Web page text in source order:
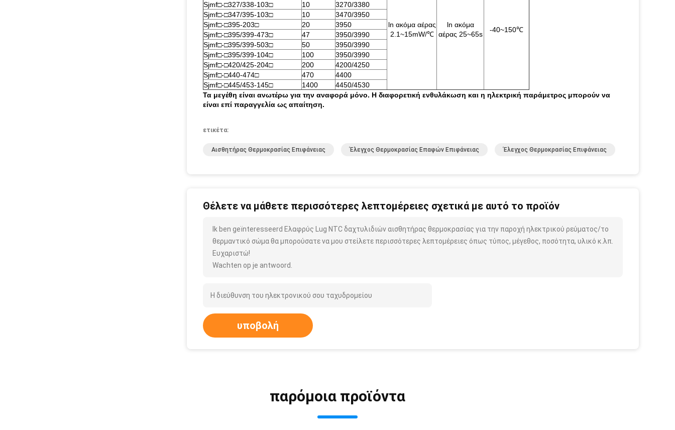
ln ακόμα αέρας
2.1~15mW/℃
ln ακόμα
αέρας 25~65s
-40~150℃
Sjmf□-□327/338-103□
10
3270/3380
Sjmf□-□347/395-103□
10
3470/3950
Sjmf□-□395-203□
20
3950
Sjmf□-□395/399-473□
47
3950/3990
Sjmf□-□395/399-503□
50
3950/3990
Sjmf□-□395/399-104□
100
3950/3990
Sjmf□-□420/425-204□
200
4200/4250
Sjmf□-□440-474□
470
4400
Sjmf□-□445/453-145□
1400
4450/4530
Τα μεγέθη είναι ανωτέρω για την αναφορά μόνο. Η διαφορετική ενθυλάκωση και η ηλεκτρική παράμετρος μπορούν να
είναι επί παραγγελία ως απαίτηση.
ετικέτα:
Αισθητήρας Θερμοκρασίας Επιφάνειας Έλεγχος Θερμοκρασίας Επαφών Επιφάνειας Έλεγχος Θερμοκρασίας Επιφάνειας
Θέλετε να μάθετε περισσότερες λεπτομέρειες σχετικά με αυτό το προϊόν
Ik ben geïnteresseerd Ελαφρύς Lug NTC δαχτυλιδιών αισθητήρας θερμοκρασίας για την παροχή ηλεκτρικού ρεύματος/το
θερμαντικό σώμα θα μπορούσατε να μου στείλετε περισσότερες λεπτομέρειες όπως τύπος, μέγεθος, ποσότητα, υλικό κ.λπ.
Ευχαριστώ!
Wachten op je antwoord.
υποβολή
παρόμοια προϊόντα